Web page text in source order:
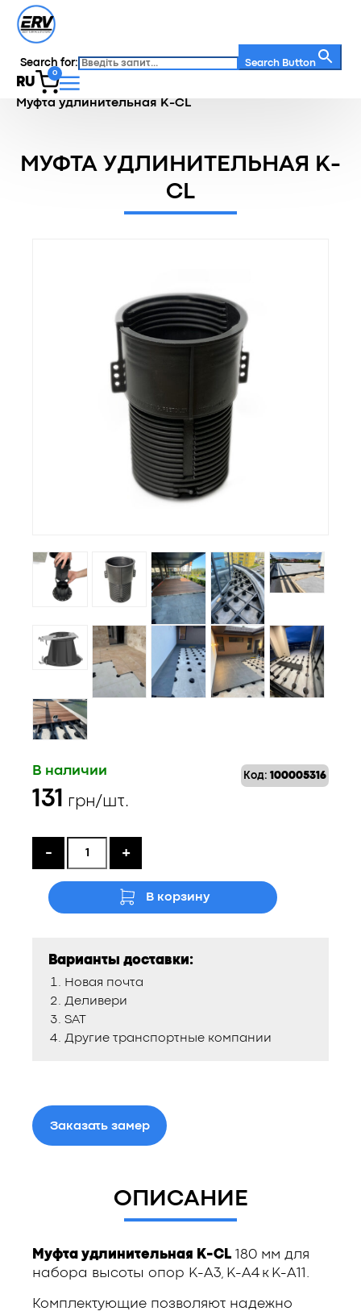
Search for: Search Button
RU
0
Главная / Каталог
Муфта удлинительная K-CL
МУФТА УДЛИНИТЕЛЬНАЯ K-
CL
Код: 100005316
В наличии
131 грн/шт.
- +
В корзину
Варианты доставки:
Новая почта
Деливери
SAT
Другие транспортные компании
Заказать замер
ОПИСАНИЕ
Муфта удлинительная K-CL 180 мм для
набора высоты опор K-A3 K-A4 к K-A11
Комплектующие позволяют надежно